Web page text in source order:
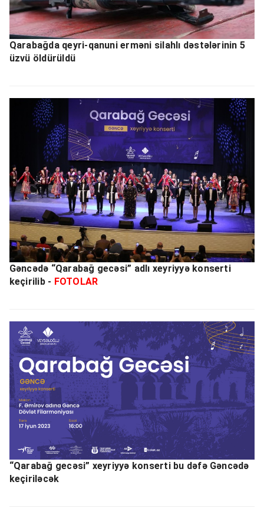
Qarabağda qeyri-qanuni erməni silahlı dəstələrinin 5
üzvü öldürüldü
Gəncədə “Qarabağ gecəsi” adlı xeyriyyə konserti
keçirilib - FOTOLAR
“Qarabağ gecəsi” xeyriyyə konserti bu dəfə Gəncədə
keçiriləcək